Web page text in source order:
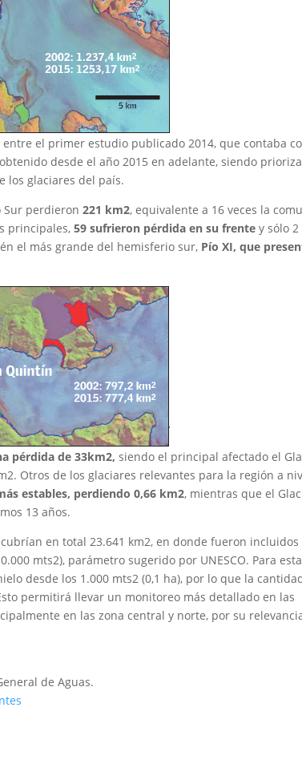
el primer estudio publicado 2014, que contaba
desde el año 2015 en adelante, siendo
los glaciares del país.
Sur perdieron 221 km2, equivalente a 16 veces la
principales, 59 sufrieron pérdida en su frente y sólo 2
el más grande del hemisferio sur, Pío XI, que
pérdida de 33km2, siendo el principal afectado el
Otros de los glaciares relevantes para la región a
estables, perdiendo 0,66 km2, mientras que el
13 años.
en total 23.641 km2, en donde fueron incluidos
mts2), parámetro sugerido por UNESCO. Para esta
desde los 1.000 mts2 (0,1 ha), por lo que la
permitirá llevar un monitoreo más detallado en las
en las zona central y norte, por su
de Aguas.